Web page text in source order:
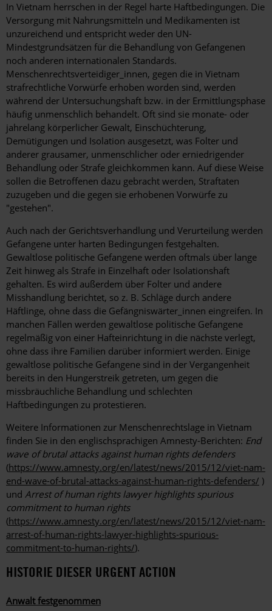
In Vietnam herrschen in der Regel harte Haftbedingungen. Die
Versorgung mit Nahrungsmitteln und Medikamenten ist
unzureichend und entspricht weder den UN-
Mindestgrundsätzen für die Behandlung von Gefangenen
noch anderen internationalen Standards.
Menschenrechtsverteidiger_innen, gegen die in Vietnam
strafrechtliche Vorwürfe erhoben worden sind, werden
während der Untersuchungshaft bzw. in der Ermittlungsphase
häufig unmenschlich behandelt. Oft sind sie monate- oder
jahrelang körperlicher Gewalt, Einschüchterung,
Demütigungen und Isolation ausgesetzt, was Folter und
anderer grausamer, unmenschlicher oder erniedrigender
Behandlung oder Strafe gleichkommen kann. Auf diese Weise
sollen die Betroffenen dazu gebracht werden, Straftaten
zuzugeben und die gegen sie erhobenen Vorwürfe zu
"gestehen".
Auch nach der Gerichtsverhandlung und Verurteilung werden
Gefangene unter harten Bedingungen festgehalten.
Gewaltlose politische Gefangene werden oftmals über lange
Zeit hinweg als Strafe in Einzelhaft oder Isolationshaft
gehalten. Es wird außerdem über Folter und andere
Misshandlung berichtet, so z. B. Schläge durch andere
Häftlinge, ohne dass die Gefängniswärter_innen eingreifen. In
manchen Fällen werden gewaltlose politische Gefangene
regelmäßig von einer Hafteinrichtung in die nächste verlegt,
ohne dass ihre Familien darüber informiert werden. Einige
gewaltlose politische Gefangene sind in der Vergangenheit
bereits in den Hungerstreik getreten, um gegen die
missbräuchliche Behandlung und schlechten
Haftbedingungen zu protestieren.
Weitere Informationen zur Menschenrechtslage in Vietnam
finden Sie in den englischsprachigen Amnesty-Berichten: End
wave of brutal attacks against human rights defenders
(https://www.amnesty.org/en/latest/news/2015/12/viet-nam-
end-wave-of-brutal-attacks-against-human-rights-defenders/ )
und Arrest of human rights lawyer highlights spurious
commitment to human rights
(https://www.amnesty.org/en/latest/news/2015/12/viet-nam-
arrest-of-human-rights-lawyer-highlights-spurious-
commitment-to-human-rights/).
HISTORIE DIESER URGENT ACTION
Anwalt festgenommen